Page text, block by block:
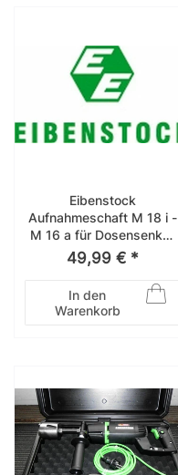
Eibenstock
Aufnahmeschaft M 18 i -
M 16 a für Dosensenker
nass M 16 35890000
49,99 € *
In den
Warenkorb